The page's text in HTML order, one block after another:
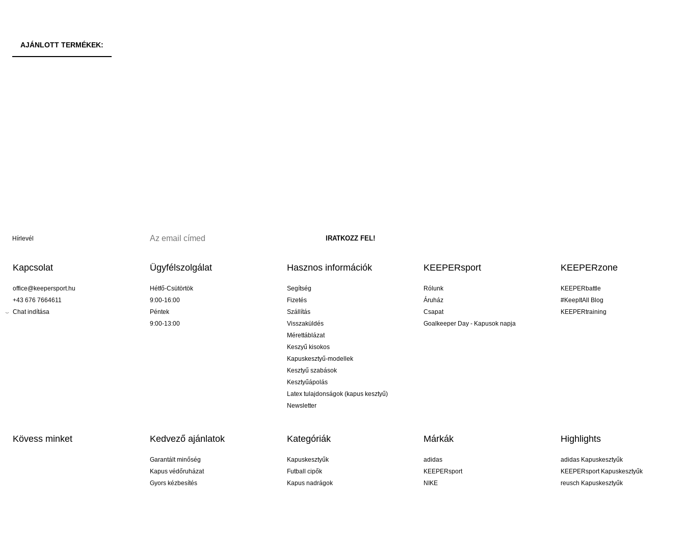
AJÁNLOTT TERMÉKEK:
Hírlevél
Kapcsolat
office@keepersport.hu
+43 676 7664611
Chat indítása
Ügyfélszolgálat
Hétfő-Csütörtök
9:00-16:00
Péntek
9:00-13:00
Hasznos információk
Segítség
Fizetés
Szállítás
Visszaküldés
Mérettáblázat
Keszyű kisokos
Kapuskesztyű-modellek
Kesztyű szabások
Kesztyűápolás
Latex tulajdonságok (kapus kesztyű)
Newsletter
KEEPERsport
Rólunk
Áruház
Csapat
Goalkeeper Day - Kapusok napja
KEEPERzone
KEEPERbattle
#KeepItAll Blog
KEEPERtraining
Kövess minket Kedvező ajánlatok
Garantált minőség
Kapus védőruházat
Gyors kézbesítés
Kategóriák
Kapuskesztyűk
Futball cipők
Kapus nadrágok
Márkák
adidas
KEEPERsport
NIKE
Highlights
adidas Kapuskesztyűk
KEEPERsport Kapuskesztyűk
reusch Kapuskesztyűk